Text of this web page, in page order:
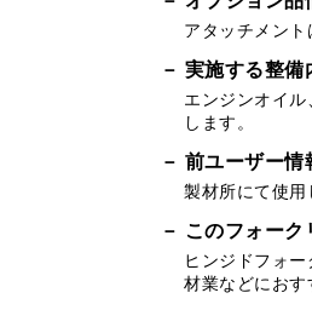
アタッチメント
実施する整備
エンジンオイ
します。
前ユーザー情
製材所にて使用
このフォーク
ヒンジドフォ
材業などにおす